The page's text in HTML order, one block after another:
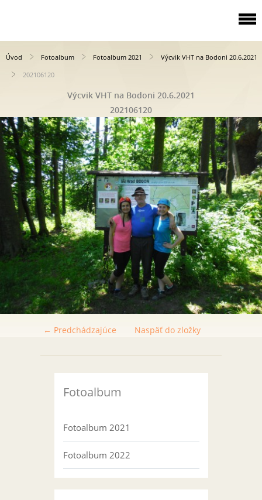
Úvod Fotoalbum Fotoalbum 2021
Výcvik VHT na Bodoni 20.6.2021
202106120
Výcvik VHT na Bodoni 20.6.2021
202106120
← Predchádzajúce Naspäť do zložky
Fotoalbum
Fotoalbum 2021
Fotoalbum 2022